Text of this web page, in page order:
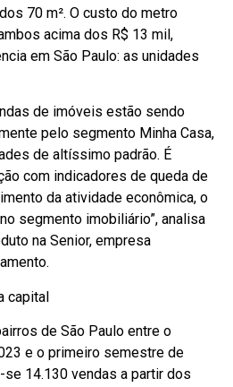
70 m². O custo do metro
acima dos R$ 13 mil,
em São Paulo: as unidades
de imóveis estão sendo
pelo segmento Minha Casa,
de altíssimo padrão. É
com indicadores de queda de
da atividade econômica, o
segmento imobiliário”, analisa
na Senior, empresa
capital
de São Paulo entre o
e o primeiro semestre de
14.130 vendas a partir dos